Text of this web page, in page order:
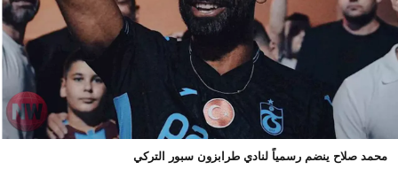
محمد صلاح ينضم رسمياً لنادي طرابزون سبور التركي